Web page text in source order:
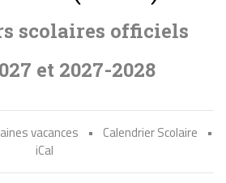
scolaires officiels
et 2027-2028
vacances • Calendrier Scolaire
•
iCal